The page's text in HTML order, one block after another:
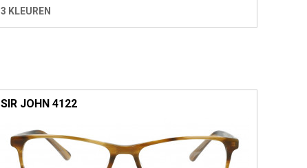
3 KLEUREN
SIR JOHN 4122